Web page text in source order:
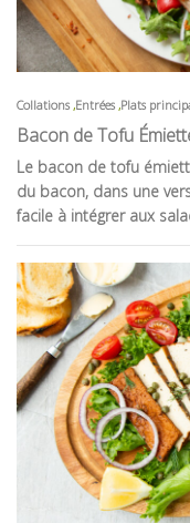
Collations Entrées Plats
Bacon de Tofu
Le bacon de tofu
du bacon, dans une
facile à intégrer aux